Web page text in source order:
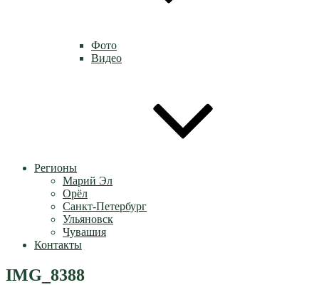
Фото
Видео
Регионы
Марий Эл
Орёл
Санкт-Петербург
Ульяновск
Чувашия
Контакты
IMG_8388